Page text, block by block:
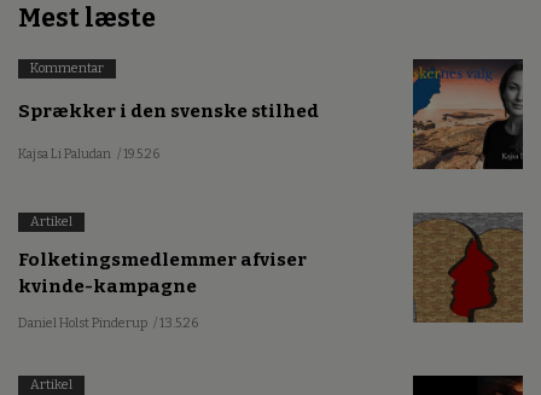
Mest læste
Kommentar
Sprækker i den svenske stilhed
Kajsa Li Paludan / 19.5.26
Artikel
Folketingsmedlemmer afviser
kvinde-kampagne
Daniel Holst Pinderup / 13.5.26
Artikel